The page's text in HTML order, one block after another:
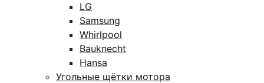
LG
Samsung
Whirlpool
Bauknecht
Hansa
Угольные щётки мотора